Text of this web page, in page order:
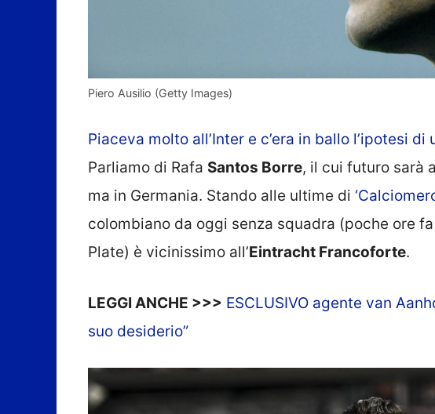
Piero Ausilio (Getty Images)
Piaceva molto all’Inter e c’era in ballo l’ipotesi di
Parliamo di Rafa Santos Borre, il cui futuro sarà
ma in Germania. Stando alle ultime di
colombiano da oggi senza squadra (poche ore
Plate) è vicinissimo all’Eintracht Francoforte.
LEGGI ANCHE >>> ESCLUSIVO agente van
suo desiderio”